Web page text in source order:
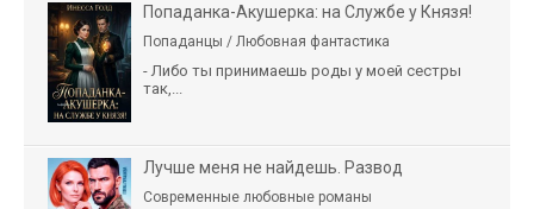
Попаданка-Акушерка: на Службе у Князя!
Попаданцы / Любовная фантастика
- Либо ты принимаешь роды у моей сестры
так,...
Лучше меня не найдешь. Развод
Современные любовные романы